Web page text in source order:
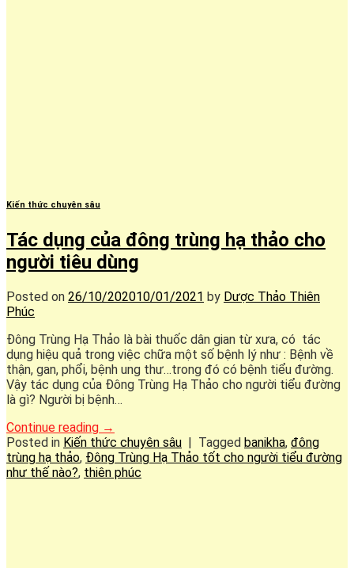
Kiến thức chuyên sâu
Tác dụng của đông trùng hạ thảo cho
người tiêu dùng
Posted on 26/10/202010/01/2021 by Dược Thảo Thiên
Phúc
Đông Trùng Hạ Thảo là bài thuốc dân gian từ xưa, có tác
dụng hiệu quả trong việc chữa một số bệnh lý như : Bệnh về
thận, gan, phổi, bệnh ung thư…trong đó có bệnh tiểu đường.
Vậy tác dụng của Đông Trùng Hạ Thảo cho người tiểu đường
là gì? Người bị bệnh…
Continue reading →
Posted in Kiến thức chuyên sâu Tagged banikha, đông
trùng hạ thảo, Đông Trùng Hạ Thảo tốt cho người tiểu đường
như thế nào?, thiên phúc